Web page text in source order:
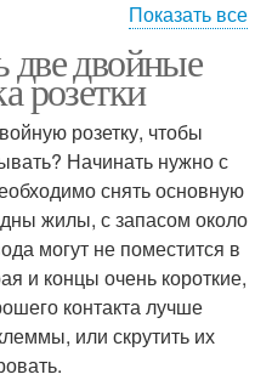
Показать все
две двойные
розетки
розетку, чтобы
Начинать нужно с
снять основную
жилы, с запасом около
могут не поместится в
и концы очень короткие,
контакта лучше
или скрутить их